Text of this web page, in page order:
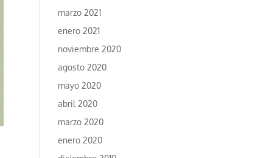
marzo 2021
enero 2021
noviembre 2020
agosto 2020
mayo 2020
abril 2020
marzo 2020
enero 2020